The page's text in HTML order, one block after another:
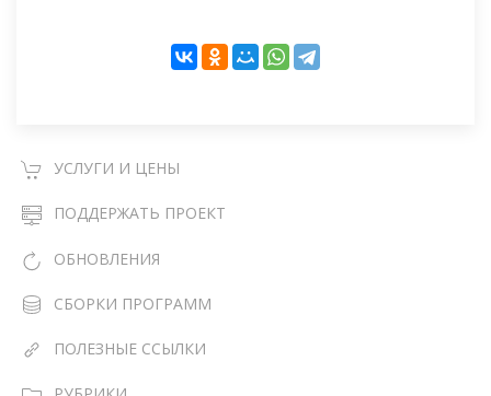
УСЛУГИ И ЦЕНЫ
ПОДДЕРЖАТЬ ПРОЕКТ
ОБНОВЛЕНИЯ
СБОРКИ ПРОГРАММ
ПОЛЕЗНЫЕ ССЫЛКИ